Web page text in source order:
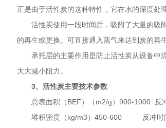
正是由于活性炭的这种特性，它在水的深度处
活性炭使用一段时间后，吸附了大量的吸
的再生或更换。可直接通入蒸气来达到炭的再生
承托层的主要作用是防止活性炭从设备中
大大减小阻力。
3、活性炭主要技术参数
总表面积（BEF）（m2/g）900-1000
堆积密度（kg/m3）450-600 反冲